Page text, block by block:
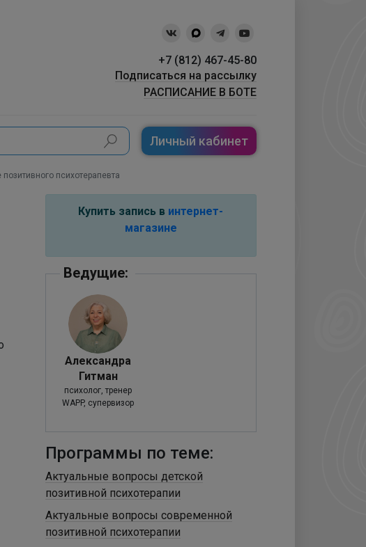
+7 (812) 467-45-80
Подписаться на рассылку
РАСПИСАНИЕ В БОТЕ
Личный кабинет
психотерапевта
Купить запись в интернет-
магазине
Ведущие:
Александра
Гитман
психолог, тренер
WAPP, супервизор
Программы по теме:
Актуальные вопросы детской
позитивной психотерапии
Актуальные вопросы современной
позитивной психотерапии